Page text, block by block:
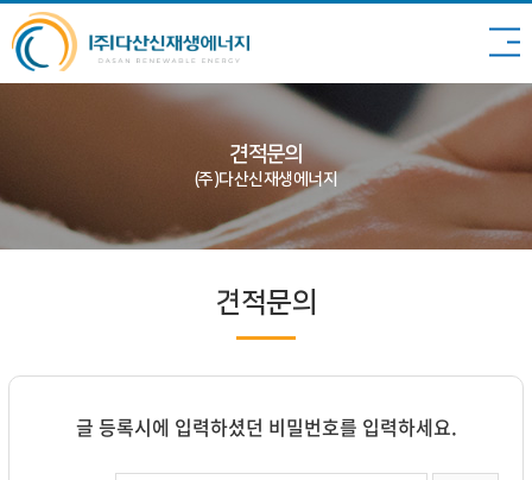
견적문의
(주)다산신재생에너지
견적문의
글 등록시에 입력하셨던 비밀번호를 입력하세요.